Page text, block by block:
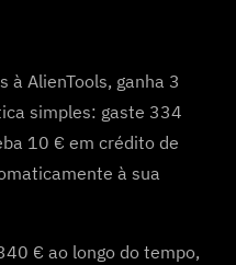
à AlienTools, ganha 3
simples: gaste 334
10 € em crédito de
à sua
€ ao longo do tempo,